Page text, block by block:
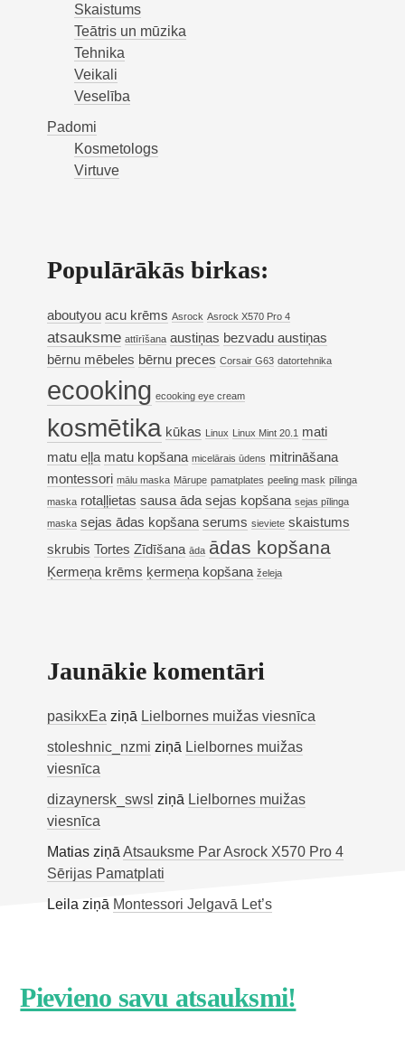
Skaistums
Teātris un mūzika
Tehnika
Veikali
Veselība
Padomi
Kosmetologs
Virtuve
Populārākās birkas:
aboutyou acu krēms Asrock Asrock X570 Pro 4
atsauksme attīrīšana austiņas bezvadu austiņas
bērnu mēbeles bērnu preces Corsair G63 datortehnika
ecooking ecooking eye cream
kosmētika kūkas Linux Linux Mint 20.1
mati
matu eļļa matu kopšana micelārais ūdens mitrināšana
montessori mālu maska Mārupe pamatplates peeling mask pīlinga
maska rotaļļietas sausa āda sejas kopšana sejas pīlinga
maska sejas ādas kopšana serums sieviete skaistums
skrubis Tortes Zīdīšana āda ādas kopšana
Ķermeņa krēms ķermeņa kopšana želeja
Jaunākie komentāri
pasikxEa ziņā Lielbornes muižas viesnīca
stoleshnic_nzmi ziņā Lielbornes muižas
viesnīca
dizaynersk_swsl ziņā Lielbornes muižas
viesnīca
Matias ziņāAtsauksme Par Asrock X570 Pro 4
Sērijas Pamatplati
Leila ziņā Montessori Jelgavā Let’s
Footer
Pievieno savu atsauksmi!